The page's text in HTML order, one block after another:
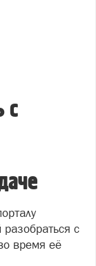
с
с
время её